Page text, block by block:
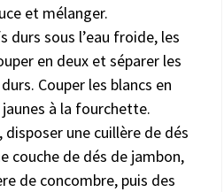
et mélanger.
durs sous l’eau froide, les
en deux et séparer les
Couper les blancs en
à la fourchette.
disposer une cuillère de dés
couche de dés de jambon,
de concombre, puis des